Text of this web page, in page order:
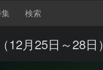
検索
月25日～28日）